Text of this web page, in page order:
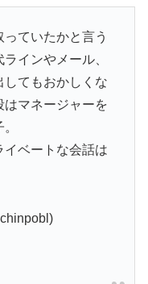
ていたかと言う
インやメール、
してもおかしくな
はマネージャーを
ベートな会話は